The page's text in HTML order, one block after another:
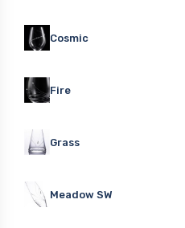
Cosmic
Fire
Grass
Meadow SW